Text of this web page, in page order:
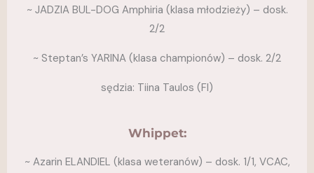
~ JADZIA BUL-DOG Amphiria (klasa młodzieży) – dosk.
2/2
~ Steptan’s YARINA (klasa championów) – dosk. 2/2
sędzia: Tiina Taulos (FI)
Whippet:
~ Azarin ELANDIEL (klasa weteranów) – dosk. 1/1, VCAC,